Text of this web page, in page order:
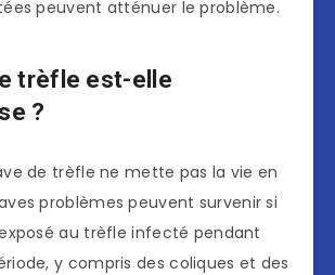
peuvent atténuer le problème.
trèfle est-elle
?
de trèfle ne mette pas la vie en
problèmes peuvent survenir si
au trèfle infecté pendant
y compris des coliques et des